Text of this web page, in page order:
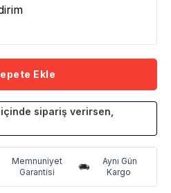
Ekle
içinde sipariş verirsen,
Memnuniyet
Garantisi
Aynı Gün
Kargo